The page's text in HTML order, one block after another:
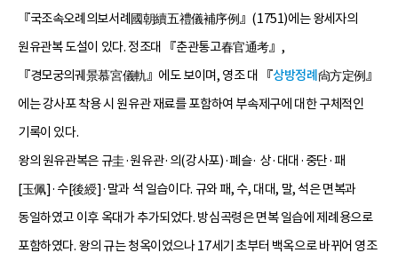
『국조속오례의보서례國朝續五禮儀補序例』(1751)에는 왕세자의
원유관복 도설이 있다. 정조대 『춘관통고春官通考』,
『경모궁의궤景慕宮儀軌』에도 보이며, 영조 대 『상방정례 尙方定例』
에는 강사포 착용 시 원유관 재료를 포함하여 부속제구에 대한 구체적인
기록이 있다.
왕의 원유관복은 규圭·원유관·의(강사포)·폐슬· 상·대대·중단·패
[玉佩]·수[後綬]·말과 석 일습이다. 규와 패, 수, 대대, 말, 석은 면복과
동일하였고 이후 옥대가 추가되었다. 방심곡령은 면복 일습에 제례용으로
포함하였다. 왕의 규는 청옥이었으나 17세기 초부터 백옥으로 바뀌어 영조